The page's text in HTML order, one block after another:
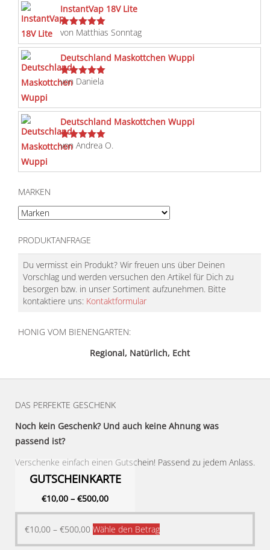
InstantVap 18V Lite
Bewertet
von Matthias Sonntag
Deutschland Maskottchen Wuppi
Bewertet
von Daniela
Deutschland Maskottchen Wuppi
Bewertet
von Andrea O.
MARKEN
PRODUKTANFRAGE
Du vermisst ein Produkt? Wir freuen uns über Deinen
Vorschlag und werden versuchen den Artikel für Dich zu
besorgen bzw. in unser Sortiment aufzunehmen. Bitte
kontaktiere uns: Kontaktformular
HONIG VOM BIENENGARTEN:
Regional, Natürlich, Echt
DAS PERFEKTE GESCHENK
Noch kein Geschenk? Und auch keine Ahnung was
passend ist?
Verschenke einfach einen Gutschein! Passend zu jedem Anlass.
GUTSCHEINKARTE
€10,00 – €500,00
€10,00 – €500,00 Wähle den BetragDieses
Produkt